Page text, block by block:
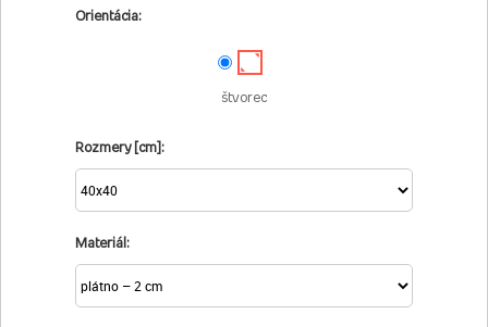
Orientácia:
štvorec
Rozmery [cm]:
Materiál: